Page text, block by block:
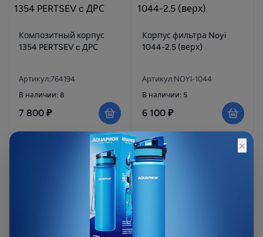
Композитный корпус
1354 PERTSEV c ДРС
Артикул:764194
В наличии: 8
7 800 ₽
Корпус фильтра Noyi
1044-2.5 (верх)
Артикул:NOYI-1044
В наличии: 5
6 100 ₽
Композитный корпус
1354 Serenada Natural с
×